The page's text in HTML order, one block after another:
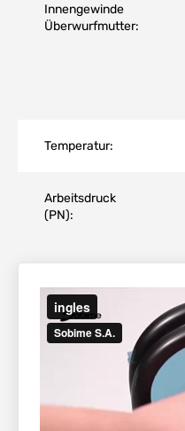
Innengewinde
Überwurfmutter:
Temperatur:
Arbeitsdruck
(PN):